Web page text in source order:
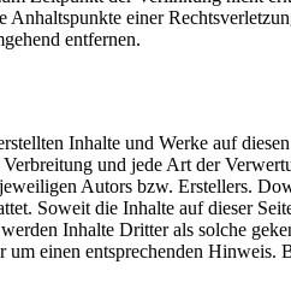
Anhaltspunkte einer
entfernen.
Inhalte und Werke auf
und jede Art der
Autors bzw. Erstellers.
Soweit die Inhalte auf dieser
Inhalte Dritter als solche
um einen entsprechenden